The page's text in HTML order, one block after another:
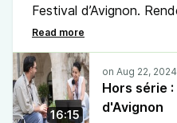
Festival d’Avignon.
idées avec les artistes
micro de Zineb
16:15
Hors série
d'Avignon